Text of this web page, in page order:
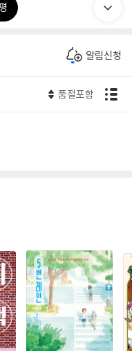
알림신청
품절포함